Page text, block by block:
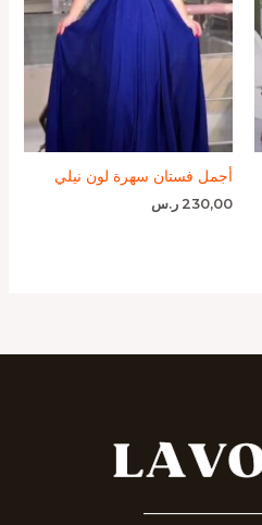
أجمل فستان سهرة لون نيلي
230,00 ر.س